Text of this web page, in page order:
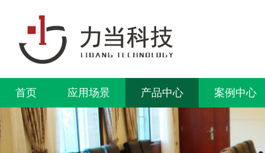
首页 应用场景 产品中心 案例中心